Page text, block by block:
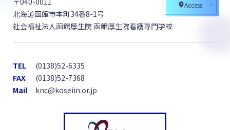
Access
北海道函館市本町34番8-1号
社会福祉法人函館厚生院 函館厚生院看護専門学校
TEL
(0138)52-6335
FAX
(0138)52-7368
Mail
knc@koseiin.or.jp